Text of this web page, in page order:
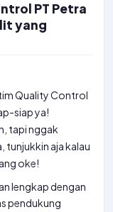
PT Petra
yang
Quality Control
siap ya!
tapi nggak
tunjukkin aja kalau
oke!
lengkap dengan
pendukung